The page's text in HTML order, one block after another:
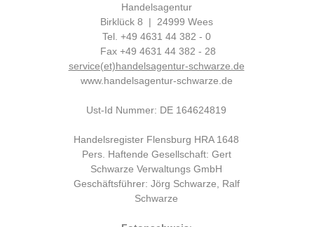
Handelsagentur
Birklück 8 | 24999 Wees
Tel. +49 4631 44 382 - 0
Fax +49 4631 44 382 - 28
service(et)handelsagentur-schwarze.de
www.handelsagentur-schwarze.de
Ust-Id Nummer: DE 164624819
Handelsregister Flensburg HRA 1648
Pers. Haftende Gesellschaft: Gert
Schwarze Verwaltungs GmbH
Geschäftsführer: Jörg Schwarze, Ralf
Schwarze